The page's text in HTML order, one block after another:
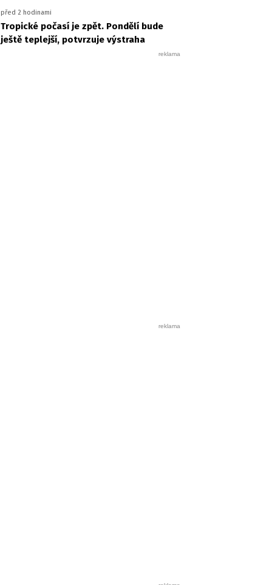
před 2 hodinami
Tropické počasí je zpět. Pondělí bude
ještě teplejší, potvrzuje výstraha